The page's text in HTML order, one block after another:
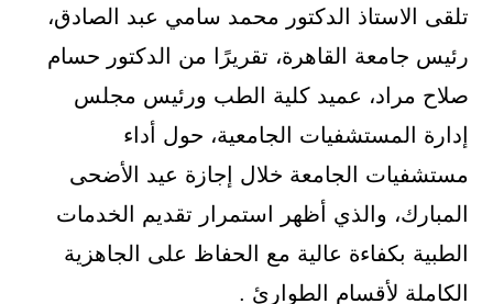
تلقى الاستاذ الدكتور محمد سامي عبد الصادق،
رئيس جامعة القاهرة، تقريرًا من الدكتور حسام
صلاح مراد، عميد كلية الطب ورئيس مجلس
إدارة المستشفيات الجامعية، حول أداء
مستشفيات الجامعة خلال إجازة عيد الأضحى
المبارك، والذي أظهر استمرار تقديم الخدمات
الطبية بكفاءة عالية مع الحفاظ على الجاهزية
الكاملة لأقسام الطوارئ .